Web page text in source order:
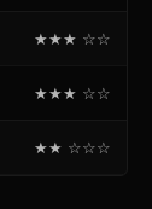
★★★ ☆☆
★★★ ☆☆
★★ ☆☆☆